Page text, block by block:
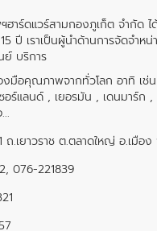
าร์ดแวร์สามกองภูเก็ต จำกัด ไ
ปี เราเป็นผู้นำด้านการจัดจำห
ย์ บริการ
งมือคุณภาพจากทั่วโลก อาทิ เช่
อร์แลนด์ , เยอรมัน , เดนมาร์ก
ถ.เยาวราช ต.ตลาดใหญ่ อ.เมือ
, 076-221839